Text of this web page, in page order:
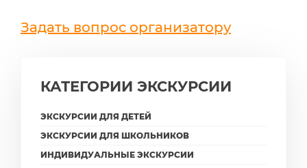
Задать вопрос организатору
КАТЕГОРИИ ЭКСКУРСИИ
ЭКСКУРСИИ ДЛЯ ДЕТЕЙ
ЭКСКУРСИИ ДЛЯ ШКОЛЬНИКОВ
ИНДИВИДУАЛЬНЫЕ ЭКСКУРСИИ